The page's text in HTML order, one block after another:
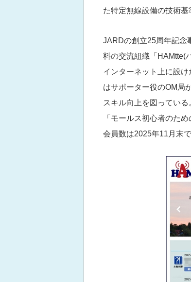
た特定無線設備の技術基
JARDの創立25周年記念
料の交流組織「HAMtte(
インターネット上に設
はサポーター役のOM局
スキル向上を図ってい
「モールス初心者のた
会員数は2025年11月末